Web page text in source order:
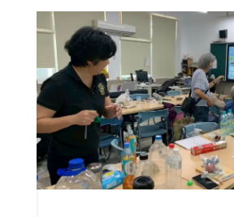
造50個在地就業機會，不僅展現
局的決心，也為臺南沿海產業發展